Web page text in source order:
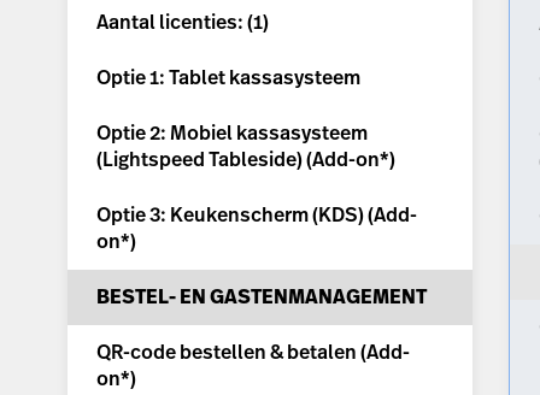
Aantal licenties: (1)
Optie 1: Tablet kassasysteem
Optie 2: Mobiel kassasysteem
(Lightspeed Tableside) (Add-on*)
Optie 3: Keukenscherm (KDS) (Add-
on*)
BESTEL- EN GASTENMANAGEMENT
QR-code bestellen & betalen (Add-
on*)